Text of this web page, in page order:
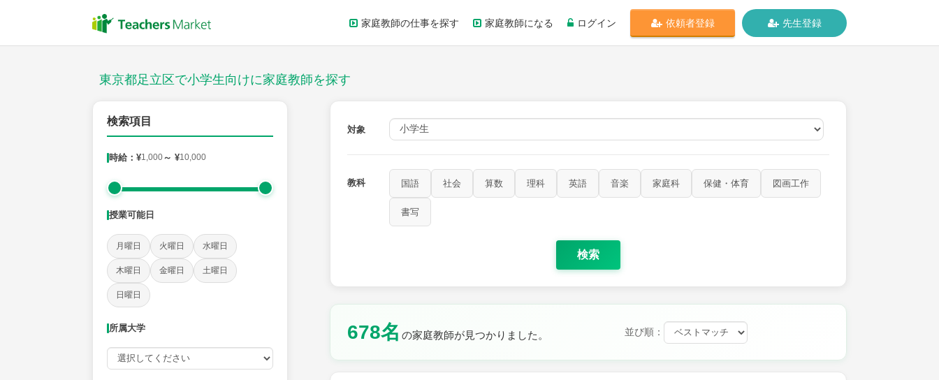
家庭教師の仕事を探す 家庭教師になる ログイン 依頼者登録 先生登録
東京都足立区で小学生向けに家庭教師を探す
検索項目
時給：¥1,000～ ¥10,000
授業可能日
月曜日 火曜日 水曜日
木曜日 金曜日 土曜日
日曜日
所属大学
対象
教科 国語 社会 算数 理科 英語 音楽 家庭科 保健・体育 図画工作
書写
検索
678名 の家庭教師が見つかりました。 並び順：
授業スタイル
社会 算数 理科
時給：¥1,000 ～ ¥10,000
授業可能日